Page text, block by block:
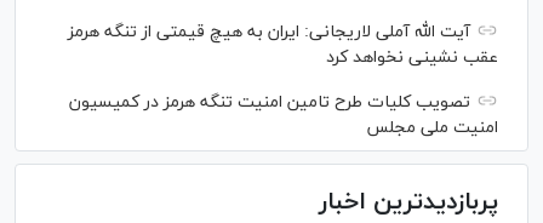
آیت الله آملی لاریجانی: ایران به هیچ قیمتی از تنگه هرمز
عقب نشینی نخواهد کرد
تصویب کلیات طرح تامین امنیت تنگه هرمز در کمیسیون
امنیت ملی مجلس
پربازدیدترین اخبار